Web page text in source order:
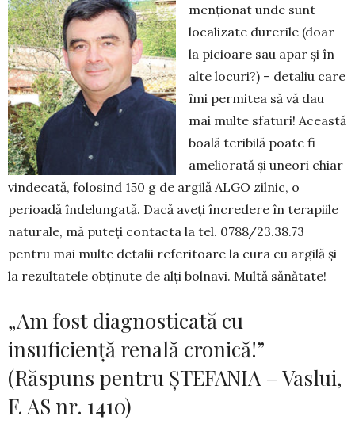
menționat unde sunt
locali­zate durerile (doar
la picioare sau apar și în
alte locuri?) – detaliu care
îmi permitea să vă dau
mai multe sfaturi! Această
boală teribilă poate fi
ame­liorată și uneori chiar
vindecată, folosind 150 g de argilă ALGO zilnic, o
perioadă îndelungată. Dacă aveți încredere în terapiile
naturale, mă puteți contacta la tel. 0788/23.38.73
pentru mai multe detalii referitoare la cura cu argilă și
la rezultatele obținute de alți bolnavi. Multă sănătate!
„Am fost diagnosticată cu
insuficiență renală cronică!”
(Răspuns pentru ȘTEFANIA – Vaslui,
F. AS nr. 1410)